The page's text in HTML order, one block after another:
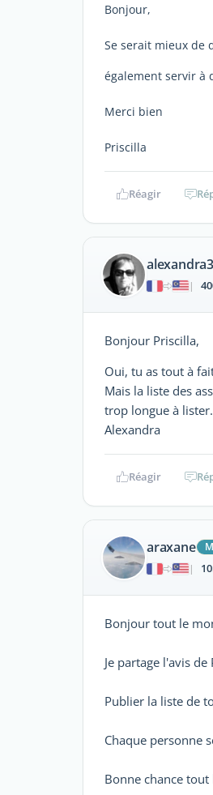
Bonjour,
Se serait mieux de
également servir à
Merci bien
Priscilla
Réagir
|
Bonjour Priscilla,
Oui, tu as tout à
Mais la liste des
trop longue à
Alexandra
Réagir
araxane
|
10
Bonjour tout le
Je partage l'avis de
Publier la liste de
Chaque personne
Bonne chance